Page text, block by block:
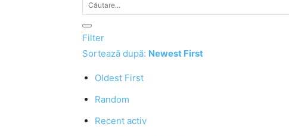
Filter
Sortează după: Newest First
Oldest First
Random
Recent activ